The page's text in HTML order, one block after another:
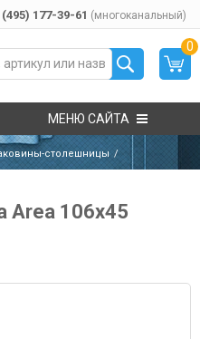
177-39-61 (многоканальный)
0
МЕНЮ САЙТА
столешницы
Area 106х45